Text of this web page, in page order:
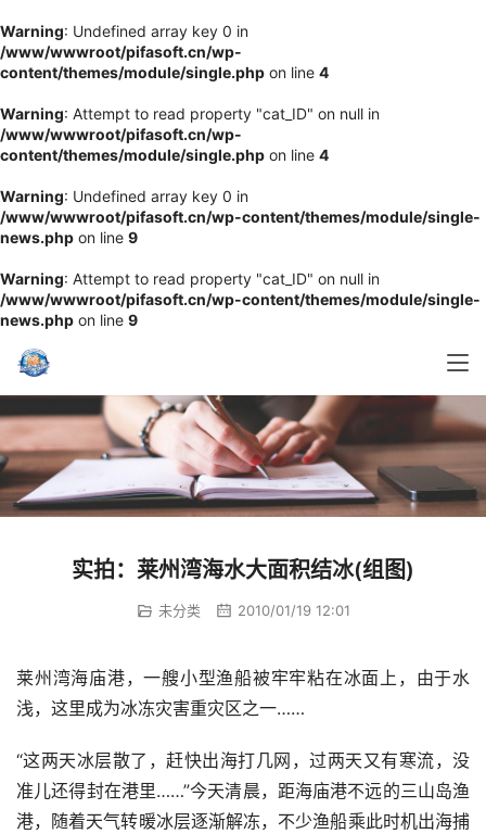
Warning: Undefined array key 0 in
/www/wwwroot/pifasoft.cn/wp-
content/themes/module/single.php on line 4
Warning: Attempt to read property "cat_ID" on null in
/www/wwwroot/pifasoft.cn/wp-
content/themes/module/single.php on line 4
Warning: Undefined array key 0 in
/www/wwwroot/pifasoft.cn/wp-content/themes/module/single-
news.php on line 9
Warning: Attempt to read property "cat_ID" on null in
/www/wwwroot/pifasoft.cn/wp-content/themes/module/single-
news.php on line 9
实拍：莱州湾海水大面积结冰(组图)
未分类 2010/01/19 12:01
莱州湾海庙港，一艘小型渔船被牢牢粘在冰面上，由于水
浅，这里成为冰冻灾害重灾区之一……
“这两天冰层散了，赶快出海打几网，过两天又有寒流，没
准儿还得封在港里……”今天清晨，距海庙港不远的三山岛渔
港，随着天气转暖冰层逐渐解冻，不少渔船乘此时机出海捕